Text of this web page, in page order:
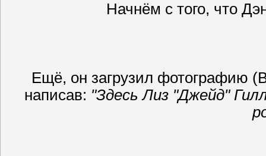
Начнём с того, что
Ещё, он загрузил фотографию
написав: "Здесь Лиз "Джейд"